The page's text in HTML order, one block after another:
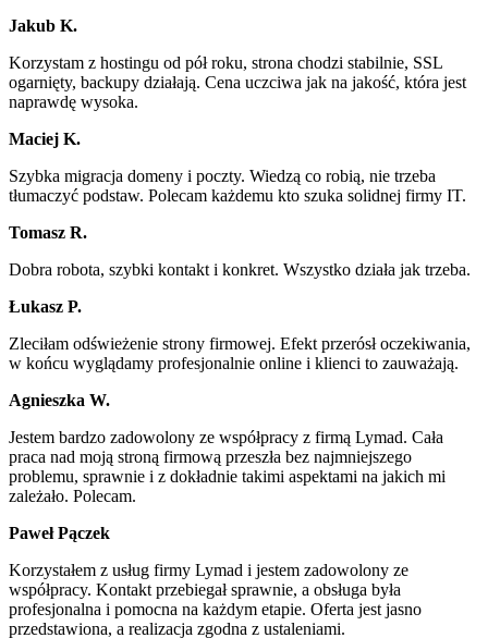
Jakub K.
Korzystam z hostingu od pół roku, strona chodzi stabilnie, SSL
ogarnięty, backupy działają. Cena uczciwa jak na jakość, która jest
naprawdę wysoka.
Maciej K.
Szybka migracja domeny i poczty. Wiedzą co robią, nie trzeba
tłumaczyć podstaw. Polecam każdemu kto szuka solidnej firmy IT.
Tomasz R.
Dobra robota, szybki kontakt i konkret. Wszystko działa jak trzeba.
Łukasz P.
Zleciłam odświeżenie strony firmowej. Efekt przerósł oczekiwania,
w końcu wyglądamy profesjonalnie online i klienci to zauważają.
Agnieszka W.
Jestem bardzo zadowolony ze współpracy z firmą Lymad. Cała
praca nad moją stroną firmową przeszła bez najmniejszego
problemu, sprawnie i z dokładnie takimi aspektami na jakich mi
zależało. Polecam.
Paweł Pączek
Korzystałem z usług firmy Lymad i jestem zadowolony ze
współpracy. Kontakt przebiegał sprawnie, a obsługa była
profesjonalna i pomocna na każdym etapie. Oferta jest jasno
przedstawiona, a realizacja zgodna z ustaleniami.